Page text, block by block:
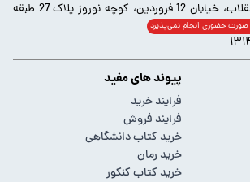
آدرس: تهران، میدان انقلاب، خیابان 12 فروردین، کوچه نوروز پلاک 27 طبقه
حضوری انجام‌ نمی‌پذیرد
پیوند های مفید
فرایند خرید
فرایند فروش
خرید کتاب دانشگاهی
خرید رمان
خرید کتاب کنکور